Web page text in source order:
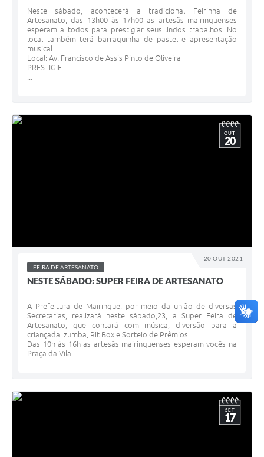
Neste sábado, acontecerá a tradicional Feirinha de
Artesanato, das 13h00 às 17h00 as artesãs mairinquenses
esperam a todos para prestigiar seus lindos trabalhos. No
local também terá barraquinha de pastel e apresentação
musical.
Local: Av. Francisco de Assis Pinto de Oliveira
PRESTIGIE
20 OUT 2021
OUT
20
FEIRA DE ARTESANATO
NESTE SÁBADO: SUPER FEIRA DE ARTESANATO
A Prefeitura de Mairinque, por meio da união de diversas
Secretarias, realizará neste sábado,23, a Super Feira de
Artesanato, que contará com música, diversão para a
criançada, zumba, Rit Box e Sorteio de Prêmios.
Das 10h às 16h as artesãs mairinquenses esperam vocês na
Praça da Vila...
SET
17